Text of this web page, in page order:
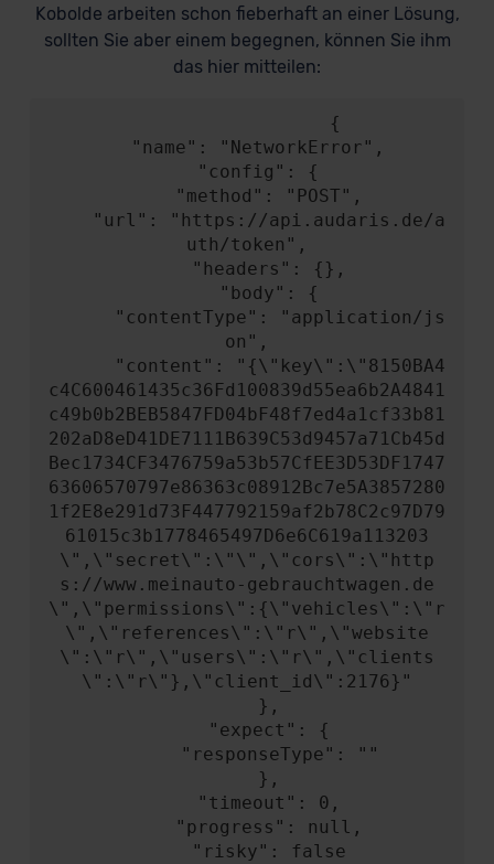
Kobolde arbeiten schon fieberhaft an einer Lösung,
sollten Sie aber einem begegnen, können Sie ihm
das hier mitteilen:
uth/token",
on",
c4C600461435c36Fd100839d55ea6b2A4841
c49b0b2BEB5847FD04bF48f7ed4a1cf33b81
202aD8eD41DE7111B639C53d9457a71Cb45d
Bec1734CF3476759a53b57CfEE3D53DF1747
63606570797e86363c08912Bc7e5A3857280
1f2E8e291d73F447792159af2b78C2c97D79
61015c3b1778465497D6e6C619a113203
\",\"secret\":\"\",\"cors\":\"http
s://www.meinauto-gebrauchtwagen.de
\",\"permissions\":{\"vehicles\":\"r
\",\"references\":\"r\",\"website
\":\"r\",\"users\":\"r\",\"clients
\":\"r\"},\"client_id\":2176}"